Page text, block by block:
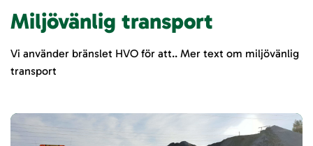
Miljövänlig transport
Vi använder bränslet HVO för att.. Mer text om miljövänlig
transport